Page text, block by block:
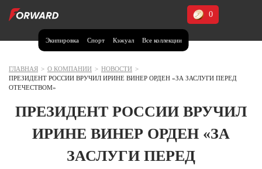
Экипировка Спорт Кэжуал Все коллекции
0
Москва и МО
Волгоградская область (1)
ГЛАВНАЯ > О КОМПАНИИ > НОВОСТИ >
ПРЕЗИДЕНТ РОССИИ ВРУЧИЛ ИРИНЕ ВИНЕР ОРДЕН «ЗА ЗАСЛУГИ ПЕРЕД
ОТЕЧЕСТВОМ»
ПРЕЗИДЕНТ РОССИИ ВРУЧИЛ
ИРИНЕ ВИНЕР ОРДЕН «ЗА
ЗАСЛУГИ ПЕРЕД